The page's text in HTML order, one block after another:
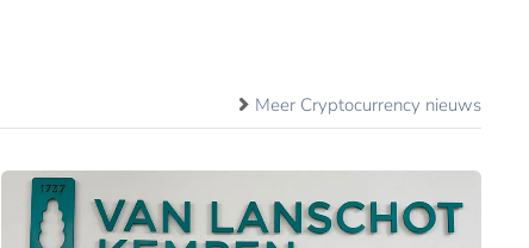
Meer Cryptocurrency nieuws